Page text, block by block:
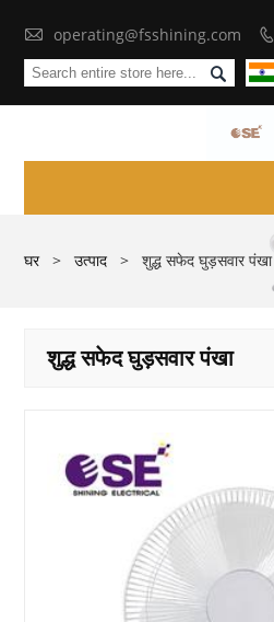
 operating@fsshining.com 

घर > उत्पाद > शुद्ध सफेद घुड़सवार पंखा
शुद्ध सफेद घुड़सवार पंखा